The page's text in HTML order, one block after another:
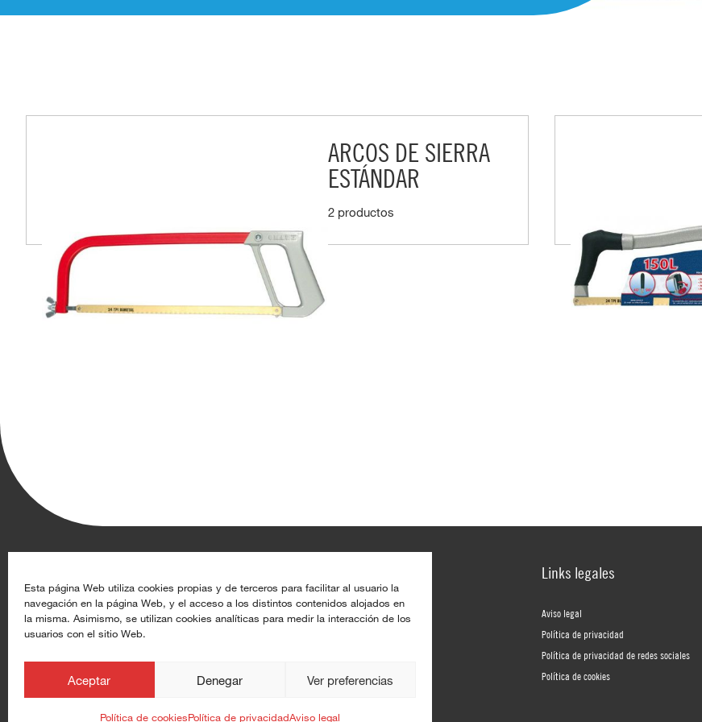
Esta página Web utiliza cookies propias y de terceros para facilitar al usuario la
navegación en la página Web, y el acceso a los distintos contenidos alojados en
la misma. Asimismo, se utilizan cookies analíticas para medir la interacción de los
usuarios con el sitio Web.
Aceptar Denegar Ver preferencias
Política de cookiesPolítica de privacidadAviso legal
ARCOS DE SIERRA
ESTÁNDAR
2 productos
Calle de Rey Pastor 17, 28914 Leganés (Madrid)
+34 91 633 44 50
aghasaturis.com
at.com.es
Datoproducto
Links legales
Aviso legal
Política de privacidad
Política de privacidad de redes sociales
Política de cookies